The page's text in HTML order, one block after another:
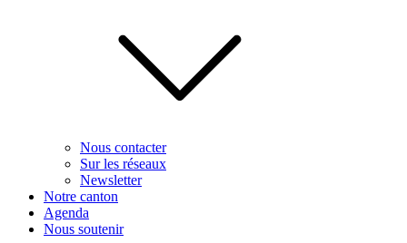
Nous contacter
Sur les réseaux
Newsletter
Notre canton
Agenda
Nous soutenir